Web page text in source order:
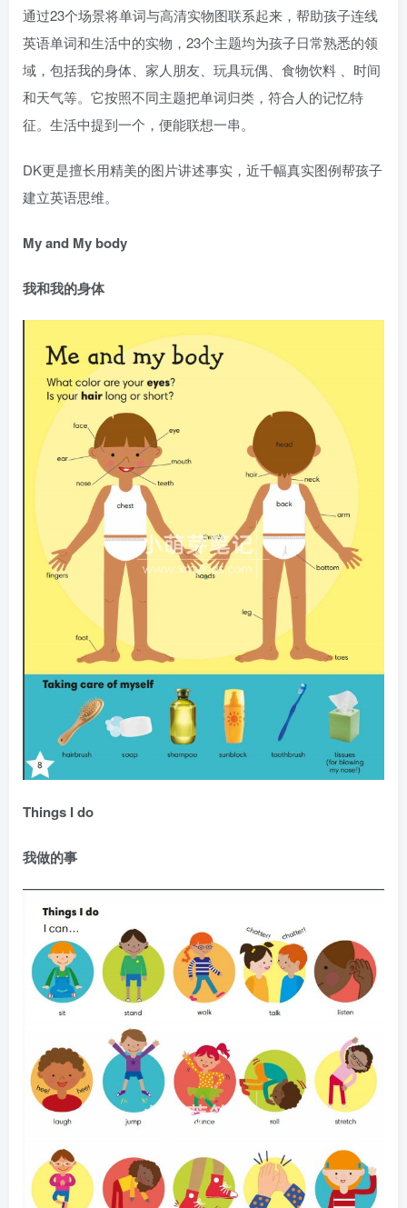
通过23个场景将单词与高清实物图联系起来，帮助孩子连线
英语单词和生活中的实物，23个主题均为孩子日常熟悉的领
域，包括我的身体、家人朋友、玩具玩偶、食物饮料 、时间
和天气等。它按照不同主题把单词归类，符合人的记忆特
征。生活中提到一个，便能联想一串。
DK更是擅长用精美的图片讲述事实，近千幅真实图例帮孩子
建立英语思维。
My and My body
我和我的身体
Things I do
我做的事